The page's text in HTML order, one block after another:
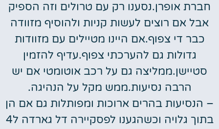
חברת אופרן.נסענו רק עם טרולים וזה הספיק
אבל אם רוצים לעשות קניות ולהוסיף מזוודה
כבר די צפוף.אם היינו מטיילים עם מזוודות
גדולות גם להערכתי צפוף.עדיף להזמין
סטיישן.ממליצה גם על רכב אוטומטי אם יש
הרבה נסיעות.ממש מקל על הנהיגה.
– הנסיעות בהרים ארוכות ומפותלות גם אם הן
בתוך גלויה וכשהגענו לפסקיירה דל גארדה ל4